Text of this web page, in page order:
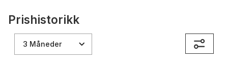
Prishistorikk
3 Måneder